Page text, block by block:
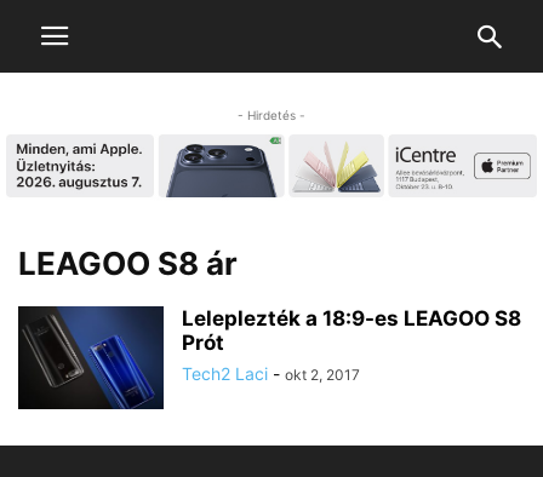
- Hirdetés -
LEAGOO S8 ár
Leleplezték a 18:9-es LEAGOO S8
Prót
Tech2 Laci - okt 2, 2017